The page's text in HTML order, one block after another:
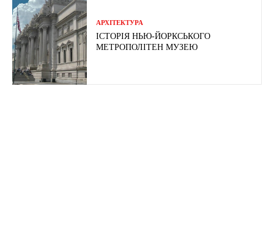
АРХІТЕКТУРА
ІСТОРІЯ НЬЮ-ЙОРКСЬКОГО
МЕТРОПОЛІТЕН МУЗЕЮ